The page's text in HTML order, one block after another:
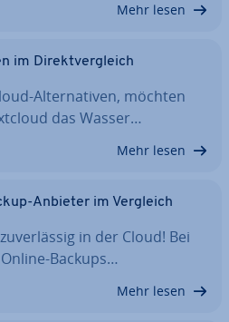
Mehr lesen
im Di­rekt­ver­gleich
Al­ter­na­ti­ven, möchten
das Wasser…
Mehr lesen
Anbieter im Vergleich
in der Cloud! Bei
Backups…
Mehr lesen